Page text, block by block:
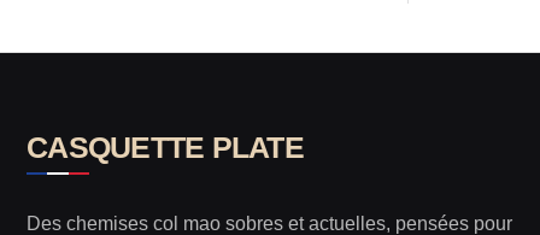
CASQUETTE PLATE
Des chemises col mao sobres et actuelles, pensées pour